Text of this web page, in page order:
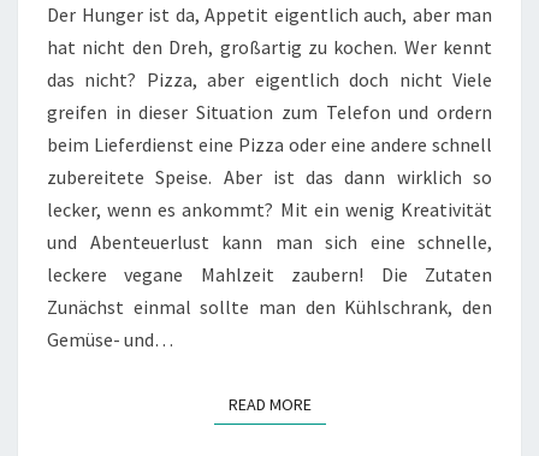
Der Hunger ist da, Appetit eigentlich auch, aber man
hat nicht den Dreh, großartig zu kochen. Wer kennt
das nicht? Pizza, aber eigentlich doch nicht Viele
greifen in dieser Situation zum Telefon und ordern
beim Lieferdienst eine Pizza oder eine andere schnell
zubereitete Speise. Aber ist das dann wirklich so
lecker, wenn es ankommt? Mit ein wenig Kreativität
und Abenteuerlust kann man sich eine schnelle,
leckere vegane Mahlzeit zaubern! Die Zutaten
Zunächst einmal sollte man den Kühlschrank, den
Gemüse- und…
READ MOREREAD MORE